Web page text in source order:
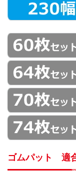
ゴムパット 適